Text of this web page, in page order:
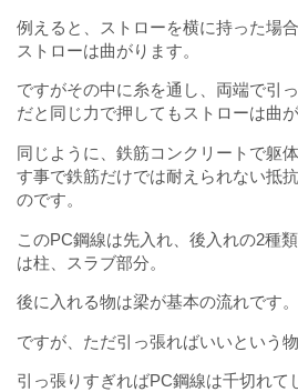
例えると、ストローを横に持った場
ストローは曲がります。
ですがその中に糸を通し、両端で引
だと同じ力で押してもストローは曲が
同じように、鉄筋コンクリートで躯
す事で鉄筋だけでは耐えられない抵
のです。
このPC鋼線は先入れ、後入れの2種
は柱、スラブ部分。
後に入れる物は梁が基本の流れです。
ですが、ただ引っ張ればいいという
引っ張りすぎればPC鋼線は千切れて